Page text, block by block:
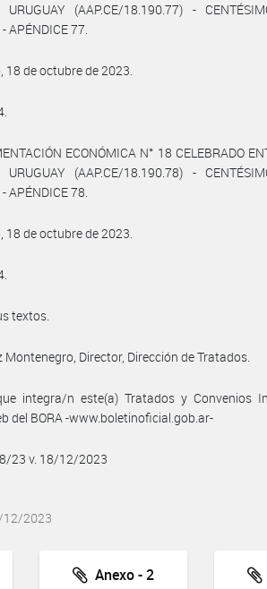
(AAP.CE/18.190.77) -
APÉNDICE 77.
18 de octubre de 2023.
ECONÓMICA N° 18 CELEBRADO
(AAP.CE/18.190.78) -
APÉNDICE 78.
18 de octubre de 2023.
textos.
Director, Dirección de Tratados.
integra/n este(a) Tratados y Convenios
del BORA -www.boletinoficial.gob.ar-
23 v. 18/12/2023
12/2023
Anexo - 2